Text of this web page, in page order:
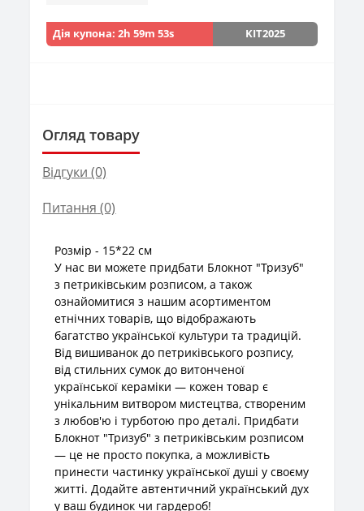
Дія купона:2h 59m 52s KIT2025
Огляд товару
Відгуки (0)
Питання (0)
Розмір - 15*22 см
У нас ви можете придбати Блокнот "Тризуб"
з петриківським розписом, а також
ознайомитися з нашим асортиментом
етнічних товарів, що відображають
багатство української культури та традицій.
Від вишиванок до петриківського розпису,
від стильних сумок до витонченої
української кераміки — кожен товар є
унікальним витвором мистецтва, створеним
з любов'ю і турботою про деталі. Придбати
Блокнот "Тризуб" з петриківським розписом
— це не просто покупка, а можливість
принести частинку української душі у своєму
житті. Додайте автентичний український дух
у ваш будинок чи гардероб!